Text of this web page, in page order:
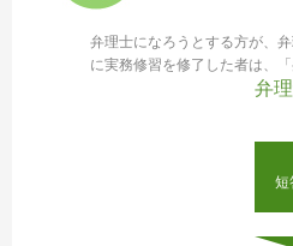
弁理士になろうとする方が、
に実務修習を修了した者は、
弁
短